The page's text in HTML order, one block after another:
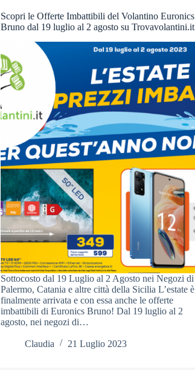
Scopri le Offerte Imbattibili del Volantino Euronics
Bruno dal 19 luglio al 2 agosto su Trovavolantini.it
Sottocosto dal 19 Luglio al 2 Agosto nei Negozi di
Palermo, Catania e altre città della Sicilia L’estate è
finalmente arrivata e con essa anche le offerte
imbattibili di Euronics Bruno! Dal 19 luglio al 2
agosto, nei negozi di…
Claudia 21 Luglio 2023